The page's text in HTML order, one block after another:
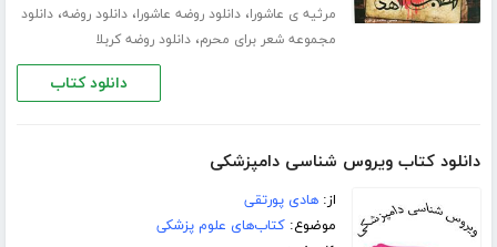
مرثیه ی عاشورا،دانلود روضه عاشورا،دانلود روضه،دانلود
مجموعه شعر برای محرم،دانلود روضه کربلا
دانلود کتاب
دانلود کتاب ویروس شناسی دامپزشکی
از:هادی پورتقی
موضوع:کتاب‌های علوم پزشکی